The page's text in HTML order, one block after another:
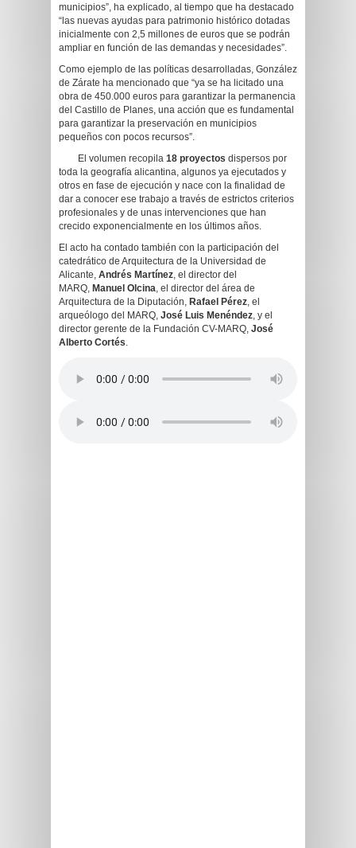
municipios”, ha explicado, al tiempo que ha destacado
“las nuevas ayudas para patrimonio histórico dotadas
inicialmente con 2,5 millones de euros que se podrán
ampliar en función de las demandas y necesidades”.
Como ejemplo de las políticas desarrolladas, González
de Zárate ha mencionado que “ya se ha licitado una
obra de 450.000 euros para garantizar la permanencia
del Castillo de Planes, una acción que es fundamental
para garantizar la preservación en municipios
pequeños con pocos recursos”.
El volumen recopila 18 proyectos dispersos por
toda la geografía alicantina, algunos ya ejecutados y
otros en fase de ejecución y nace con la finalidad de
dar a conocer ese trabajo a través de estrictos criterios
profesionales y de unas intervenciones que han
crecido exponencialmente en los últimos años.
El acto ha contado también con la participación del
catedrático de Arquitectura de la Universidad de
Alicante, Andrés Martínez, el director del
MARQ, Manuel Olcina, el director del área de
Arquitectura de la Diputación, Rafael Pérez, el
arqueólogo del MARQ, José Luis Menéndez, y el
director gerente de la Fundación CV-MARQ, José
Alberto Cortés.